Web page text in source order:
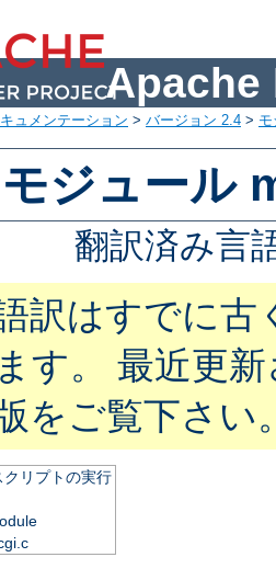
Apache
キュメンテーション > バージョン 2.4 >
ジュール
翻訳済み言
訳はすでに古
す。 最近更
をご覧下さい
クリプトの実行